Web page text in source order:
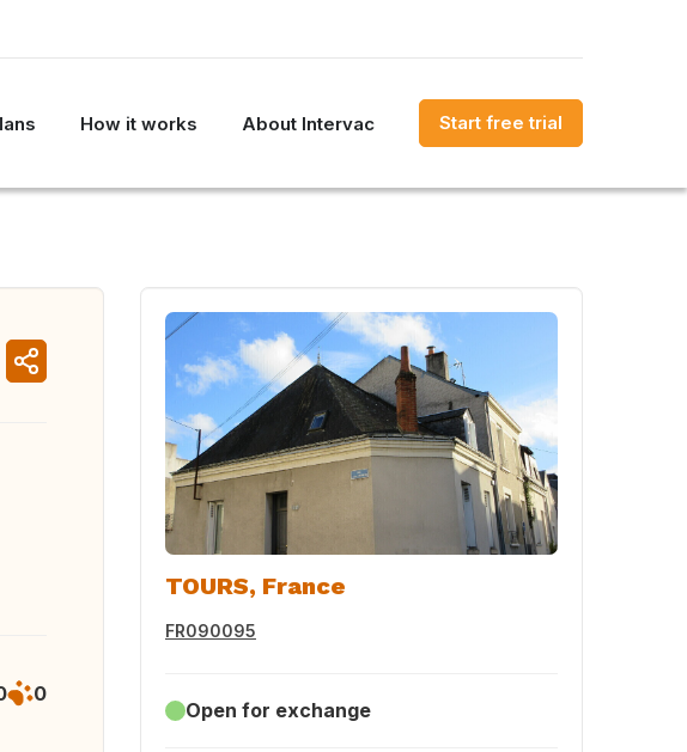
How it works About Intervac Start free trial
0
TOURS, France
FR090095
Open for exchange